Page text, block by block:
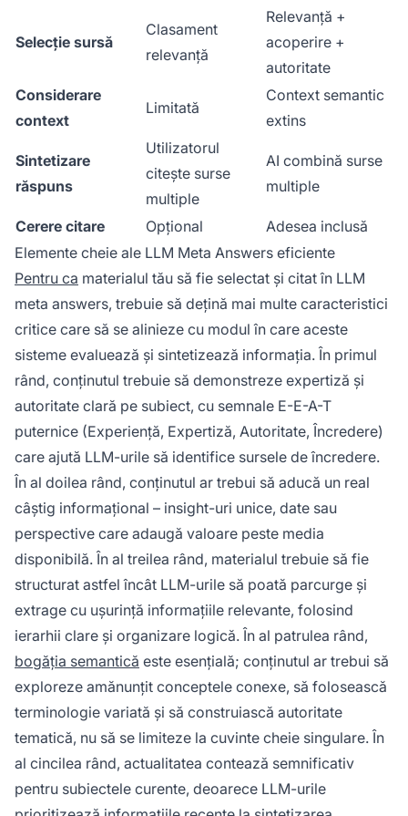
Selecție sursă
Clasament
relevanță
Relevanță +
acoperire +
autoritate
Considerare
context
Limitată
Context semantic
extins
Sintetizare
răspuns
Utilizatorul
citește surse
multiple
AI combină surse
multiple
Cerere citare Opțional
Adesea inclusă
Elemente cheie ale LLM Meta Answers eficiente
Pentru ca materialul tău să fie selectat și citat în LLM
meta answers, trebuie să dețină mai multe caracteristici
critice care să se alinieze cu modul în care aceste
sisteme evaluează și sintetizează informația. În primul
rând, conținutul trebuie să demonstreze expertiză și
autoritate clară pe subiect, cu semnale E-E-A-T
puternice (Experiență, Expertiză, Autoritate, Încredere)
care ajută LLM-urile să identifice sursele de încredere.
În al doilea rând, conținutul ar trebui să aducă un real
câștig informațional – insight-uri unice, date sau
perspective care adaugă valoare peste media
disponibilă. În al treilea rând, materialul trebuie să fie
structurat astfel încât LLM-urile să poată parcurge și
extrage cu ușurință informațiile relevante, folosind
ierarhii clare și organizare logică. În al patrulea rând,
bogăția semantică este esențială; conținutul ar trebui să
exploreze amănunțit conceptele conexe, să folosească
terminologie variată și să construiască autoritate
tematică, nu să se limiteze la cuvinte cheie singulare. În
al cincilea rând, actualitatea contează semnificativ
pentru subiectele curente, deoarece LLM-urile